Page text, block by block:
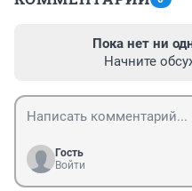
Пока нет ни
Начните
Гость
Войти